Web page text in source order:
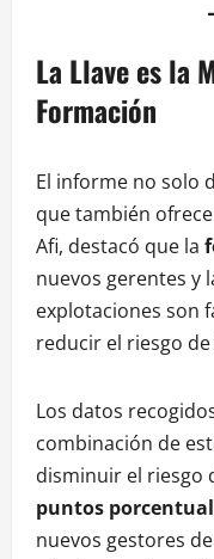
La Llave es la
Formación
El informe no solo
que también
Afi, destacó que la
nuevos gerentes y
explotaciones son
reducir el riesgo
Los datos
combinación de
disminuir el riesgo
puntos
nuevos gestores